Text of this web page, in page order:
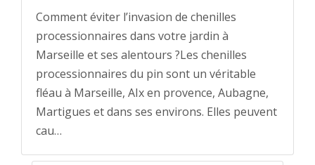
Comment éviter l’invasion de chenilles
processionnaires dans votre jardin à
Marseille et ses alentours ?Les chenilles
processionnaires du pin sont un véritable
fléau à Marseille, AIx en provence, Aubagne,
Martigues et dans ses environs. Elles peuvent
cau…